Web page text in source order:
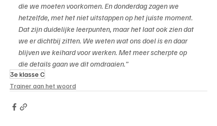
die we moeten voorkomen. En donderdag zagen we
hetzelfde, met het niet uitstappen op het juiste moment.
Dat zijn duidelijke leerpunten, maar het laat ook zien dat
we er dichtbij zitten. We weten wat ons doel is en daar
blijven we keihard voor werken. Met meer scherpte op
die details gaan we dit omdraaien.”
3e klasse C
Trainer aan het woord